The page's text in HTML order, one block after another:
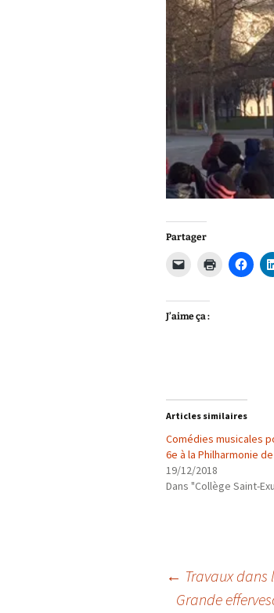
Partager
J’aime ça :
Articles similaires
Comédies musicales
6e à la Philharmonie
19/12/2018
Dans "Collège Saint-
Navigation
← Travaux dans
Grande